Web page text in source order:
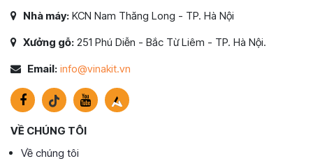
Nhà máy: KCN Nam Thăng Long - TP. Hà Nội
Xưởng gỗ: 251 Phú Diễn - Bắc Từ Liêm - TP. Hà Nội.
Email: info@vinakit.vn
VỀ CHÚNG TÔI
Về chúng tôi